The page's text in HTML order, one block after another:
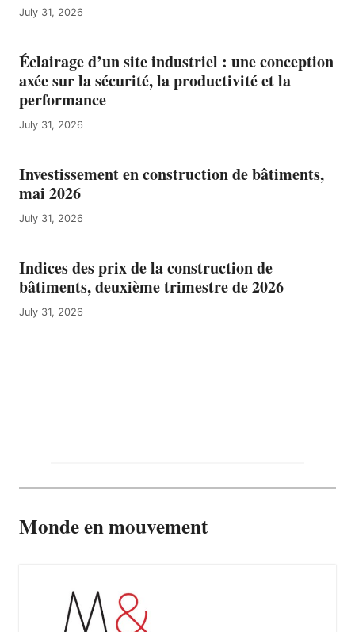
July 31, 2026
Éclairage d’un site industriel : une conception
axée sur la sécurité, la productivité et la
performance
July 31, 2026
Investissement en construction de bâtiments,
mai 2026
July 31, 2026
Indices des prix de la construction de
bâtiments, deuxième trimestre de 2026
July 31, 2026
Monde en mouvement